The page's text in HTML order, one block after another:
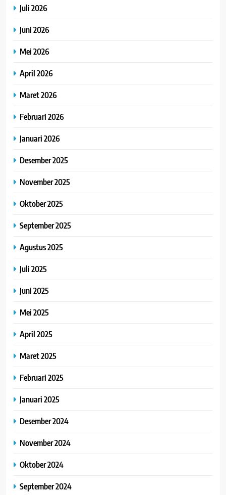
Juli 2026
Juni 2026
Mei 2026
April 2026
Maret 2026
Februari 2026
Januari 2026
Desember 2025
November 2025
Oktober 2025
September 2025
Agustus 2025
Juli 2025
Juni 2025
Mei 2025
April 2025
Maret 2025
Februari 2025
Januari 2025
Desember 2024
November 2024
Oktober 2024
September 2024